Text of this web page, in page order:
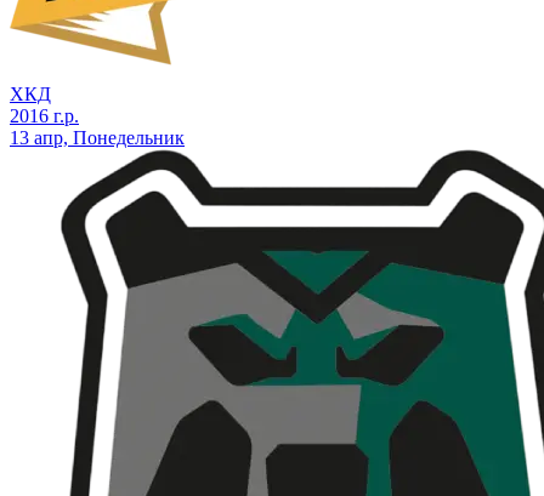
ХКД
2016 г.р.
13 апр, Понедельник